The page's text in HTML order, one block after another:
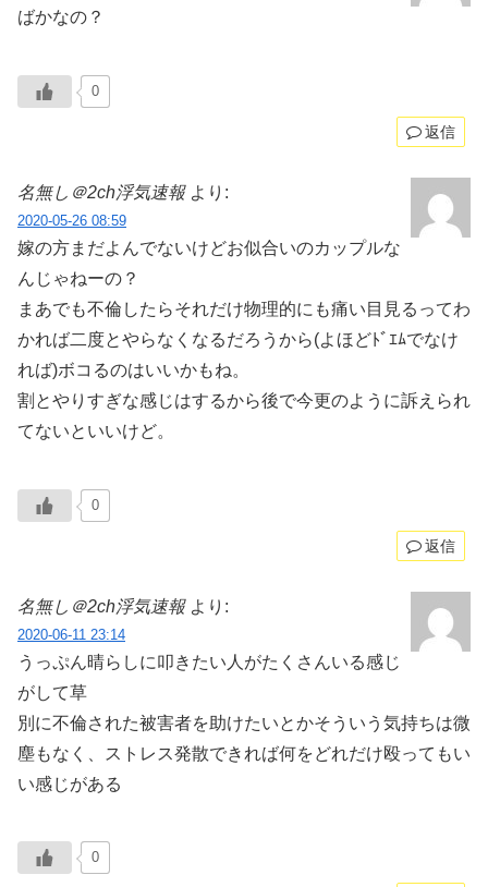
ばかなの？
0
返信
名無し＠2ch浮気速報 より:
2020-05-26 08:59
嫁の方まだよんでないけどお似合いのカップルな
んじゃねーの？
まあでも不倫したらそれだけ物理的にも痛い目見るってわ
かれば二度とやらなくなるだろうから(よほどﾄﾞｴﾑでなけ
れば)ボコるのはいいかもね。
割とやりすぎな感じはするから後で今更のように訴えられ
てないといいけど。
0
返信
名無し＠2ch浮気速報 より:
2020-06-11 23:14
うっぷん晴らしに叩きたい人がたくさんいる感じ
がして草
別に不倫された被害者を助けたいとかそういう気持ちは微
塵もなく、ストレス発散できれば何をどれだけ殴ってもい
い感じがある
0